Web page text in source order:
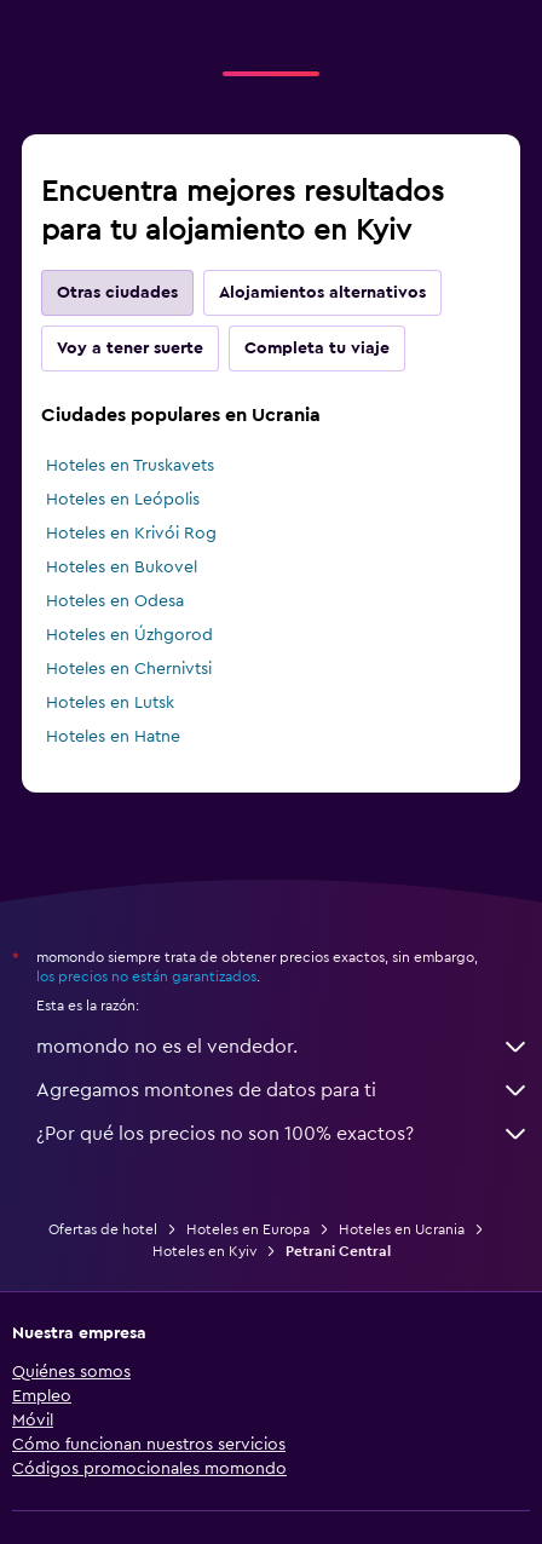
Encuentra mejores resultados
para tu alojamiento en Kyiv
Otras ciudades Alojamientos alternativos
Voy a tener suerte Completa tu viaje
Ciudades populares en Ucrania
Hoteles en Truskavets
Hoteles en Leópolis
Hoteles en Krivói Rog
Hoteles en Bukovel
Hoteles en Odesa
Hoteles en Úzhgorod
Hoteles en Chernivtsi
Hoteles en Lutsk
Hoteles en Hatne
*
momondo siempre trata de obtener precios exactos, sin embargo,
los precios no están garantizados
Esta es la razón:
momondo no es el vendedor.
Agregamos montones de datos para ti
¿Por qué los precios no son 100% exactos?
Ofertas de hotel Hoteles en Europa
Hoteles en Ucrania
Hoteles en Kyiv
Petrani Central
Nuestra empresa
Quiénes somos
Empleo
Móvil
Cómo funcionan nuestros servicios
Códigos promocionales momondo